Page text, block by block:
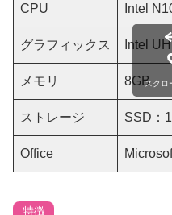
CPU Intel
グラフィックス Intel
メモリ 8GB
ストレージ SSD：
Office
スクロ
特徴